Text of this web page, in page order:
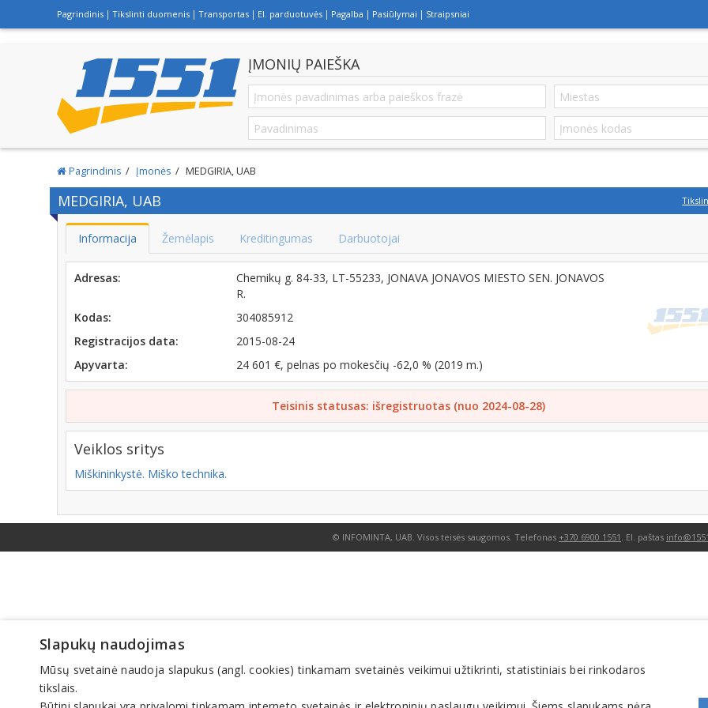
Pagrindinis Tikslinti duomenis Transportas El. parduotuvės Pagalba Pasiūlymai Straipsniai
ĮMONIŲ PAIEŠKA
Pagrindinis Įmonės MEDGIRIA, UAB
MEDGIRIA, UAB
Informacija Žemėlapis Kreditingumas Darbuotojai
Adresas:
Chemikų g. 84-33, LT-55233, JONAVA JONAVOS MIESTO SEN. JONAVOS
R.
Kodas:
304085912
Registracijos data:
2015-08-24
Apyvarta:
24 601 €, pelnas po mokesčių -62,0 % (2019 m.)
Teisinis statusas: išregistruotas (nuo 2024-08-28)
Veiklos sritys
Miškininkystė. Miško technika.
© INFOMINTA, UAB. Visos teisės saugomos. Telefonas +370 6900 1551 . El. paštas
Slapukų naudojimas
Mūsų svetainė naudoja slapukus (angl. cookies) tinkamam svetainės veikimui užtikrinti, statistiniais bei rinkodaros
tikslais.